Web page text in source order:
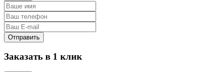
Заказать в 1 клик